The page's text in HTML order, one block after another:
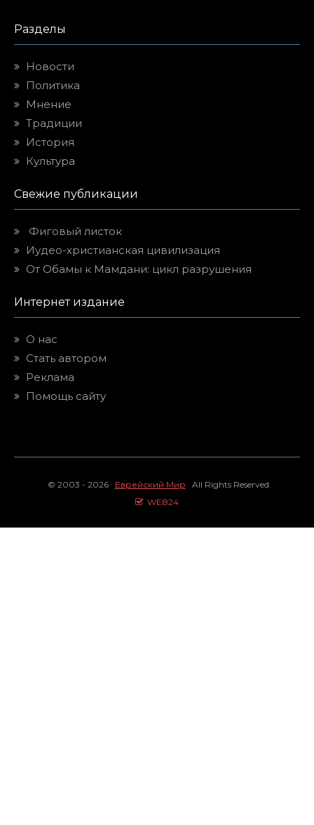
Разделы
Новости
Политика
Мнение
Традиции
История
Культура
Свежие публикации
Фиговый листок
Иудео-христианская цивилизация
От Обамы к Мамдани: цикл разрушения
Интернет издание
О нас
Стать автором
Реклама
Помощь сайту
© 2003 - 2026 Еврейский Мир All Rights Reserved.
WEB24